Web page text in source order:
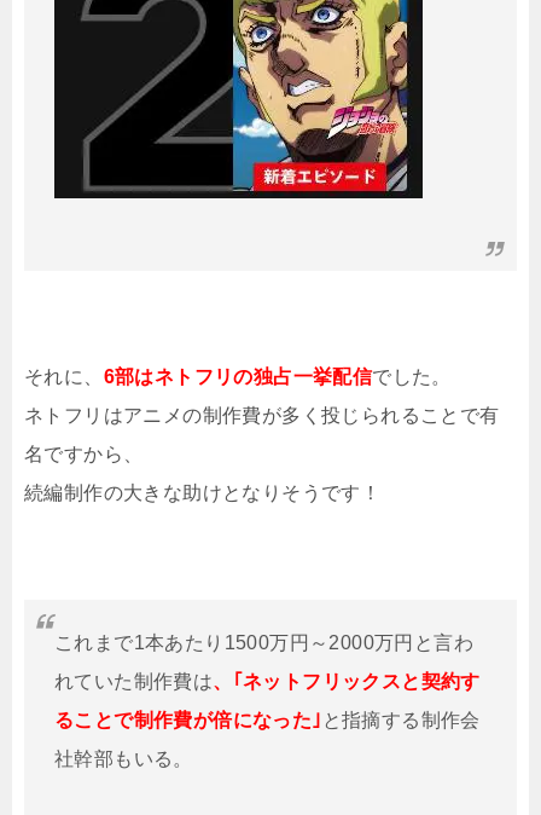
それに、 6部はネトフリの独占一挙配信でした。
ネトフリはアニメの制作費が多く投じられることで有
名ですから、
続編制作の大きな助けとなりそうです！
これまで1本あたり1500万円～2000万円と言わ
れていた制作費は、｢ネットフリックスと契約す
ることで制作費が倍になった｣ と指摘する制作会
社幹部もいる。